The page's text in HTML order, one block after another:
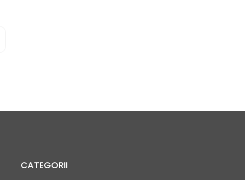
CATEGORII